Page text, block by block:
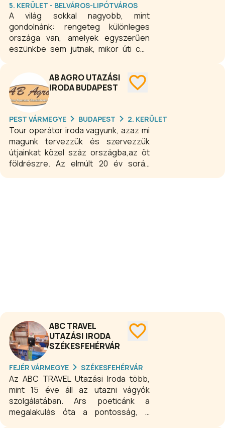
5. KERÜLET - BELVÁROS-LIPÓTVÁROS
A világ sokkal nagyobb, mint
gondolnánk: rengeteg különleges
országa van, amelyek egyszerűen
eszünkbe sem jutnak, mikor úti célt
rejtenek.
AB AGRO UTAZÁSI
IRODA BUDAPEST
PEST VÁRMEGYE BUDAPEST 2. KERÜLET
Tour operátor iroda vagyunk, azaz mi
magunk tervezzük és szervezzük
útjainkat közel száz országba,az öt
földrészre. Az elmúlt 20 év során
utazók szép élményeiket, jó
tapasztalataikat másokkal is
megosztják, irodánk jó hírnevét keltik.
ABC TRAVEL
UTAZÁSI IRODA
SZÉKESFEHÉRVÁR
FEJÉR VÁRMEGYE SZÉKESFEHÉRVÁR
Az ABC TRAVEL Utazási Iroda több,
mint 15 éve áll az utazni vágyók
szolgálatában. Ars poeticánk a
megalakulás óta a pontosság, a